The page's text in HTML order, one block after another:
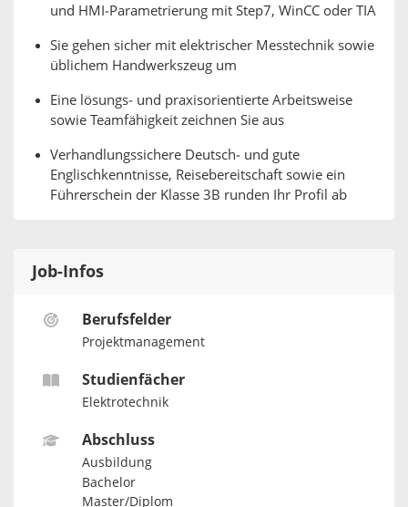
und HMI‑Parametrierung mit Step7, WinCC oder TIA
Sie gehen sicher mit elektrischer Messtechnik sowie
üblichem Handwerkszeug um
Eine lösungs‑ und praxisorientierte Arbeitsweise
sowie Teamfähigkeit zeichnen Sie aus
Verhandlungssichere Deutsch‑ und gute
Englischkenntnisse, Reisebereitschaft sowie ein
Führerschein der Klasse 3B runden Ihr Profil ab
Job-Infos
Berufsfelder
Projektmanagement
Studienfächer
Elektrotechnik
Abschluss
Ausbildung
Bachelor
Master/Diplom